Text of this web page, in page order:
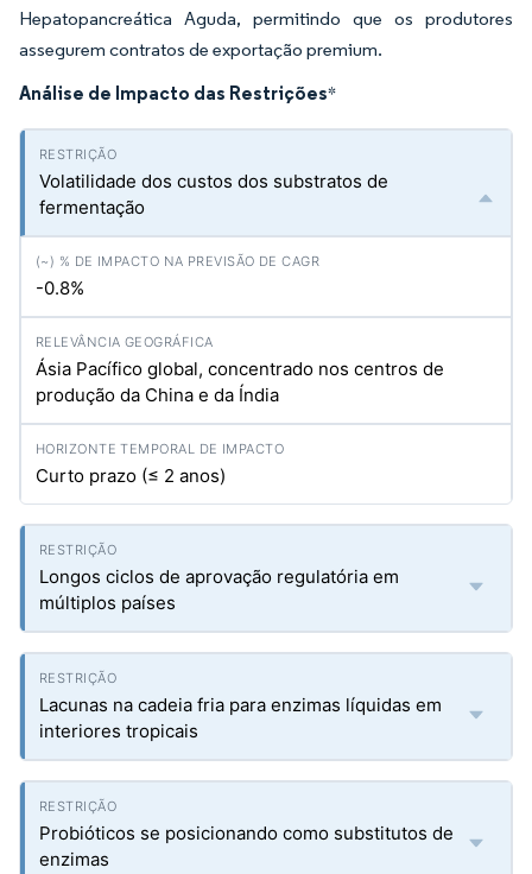
Hepatopancreática Aguda, permitindo que os produtores
assegurem contratos de exportação premium.
Análise de Impacto das Restrições*
Volatilidade dos custos dos substratos de
fermentação
-0.8%
Ásia Pacífico global, concentrado nos centros de
produção da China e da Índia
Curto prazo (≤ 2 anos)
Longos ciclos de aprovação regulatória em
múltiplos países
Lacunas na cadeia fria para enzimas líquidas em
interiores tropicais
Probióticos se posicionando como substitutos de
enzimas